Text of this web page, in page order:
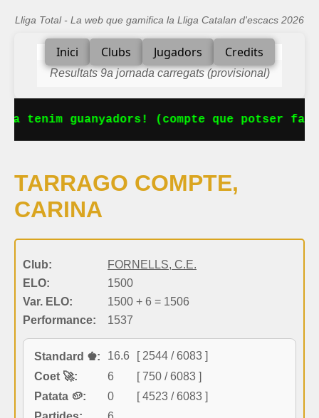
Lliga Total - La web que gamifica la Lliga Catalan d'escacs 2026
Inici Clubs Jugadors Credits
Resultats 9a jornada carregats (provisional)
tenim guanyadors! (compte que potser
TARRAGO COMPTE,
CARINA
Club:
FORNELLS, C.E.
ELO:
1500
Var. ELO:
1500 + 6 = 1506
Performance:
1537
Standard ♚: 16.6
[ 2544 / 6083 ]
Coet 🚀:
6
[ 750 / 6083 ]
Patata 🥔:
0
[ 4523 / 6083 ]